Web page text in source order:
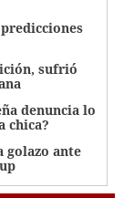
sufrió
denuncia lo
chica?
golazo ante